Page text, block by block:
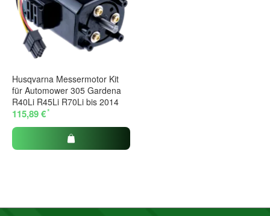
Husqvarna Messermotor Kit
für Automower 305 Gardena
R40Li R45Li R70Li bis 2014
115,89 €*